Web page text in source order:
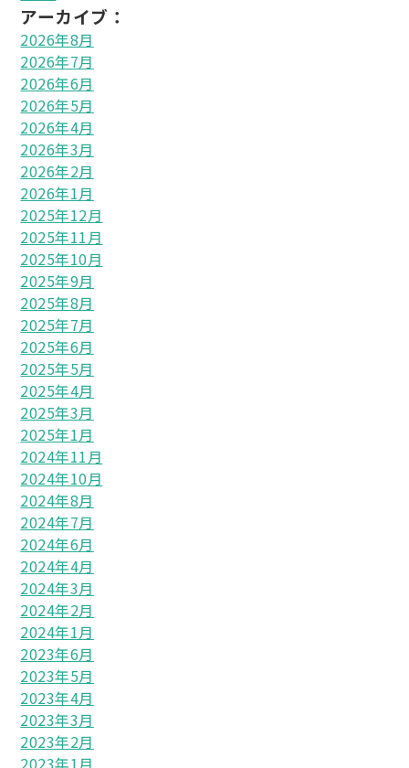
アーカイブ：
2026年8月
2026年7月
2026年6月
2026年5月
2026年4月
2026年3月
2026年2月
2026年1月
2025年12月
2025年11月
2025年10月
2025年9月
2025年8月
2025年7月
2025年6月
2025年5月
2025年4月
2025年3月
2025年1月
2024年11月
2024年10月
2024年8月
2024年7月
2024年6月
2024年4月
2024年3月
2024年2月
2024年1月
2023年6月
2023年5月
2023年4月
2023年3月
2023年2月
2023年1月